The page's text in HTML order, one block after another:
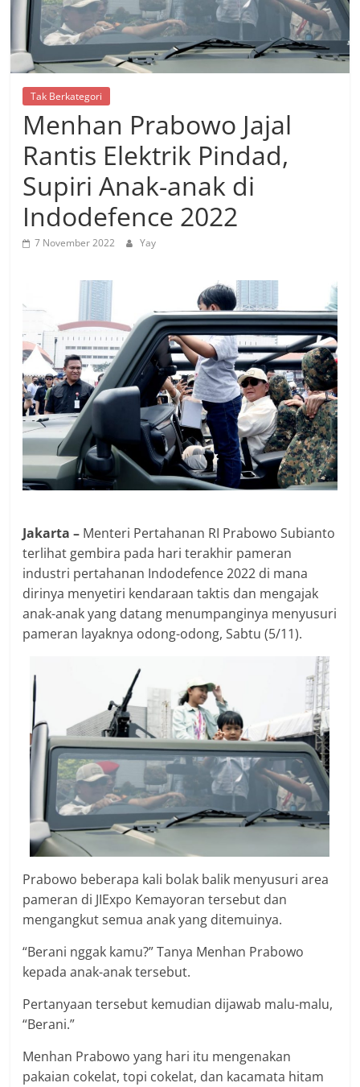
Tak Berkategori
Menhan Prabowo Jajal
Rantis Elektrik Pindad,
Supiri Anak-anak di
Indodefence 2022
7 November 2022 Yay
Jakarta – Menteri Pertahanan RI Prabowo Subianto
terlihat gembira pada hari terakhir pameran
industri pertahanan Indodefence 2022 di mana
dirinya menyetiri kendaraan taktis dan mengajak
anak-anak yang datang menumpanginya menyusuri
pameran layaknya odong-odong, Sabtu (5/11).
Prabowo beberapa kali bolak balik menyusuri area
pameran di JIExpo Kemayoran tersebut dan
mengangkut semua anak yang ditemuinya.
“Berani nggak kamu?” Tanya Menhan Prabowo
kepada anak-anak tersebut.
Pertanyaan tersebut kemudian dijawab malu-malu,
“Berani.”
Menhan Prabowo yang hari itu mengenakan
pakaian cokelat, topi cokelat, dan kacamata hitam